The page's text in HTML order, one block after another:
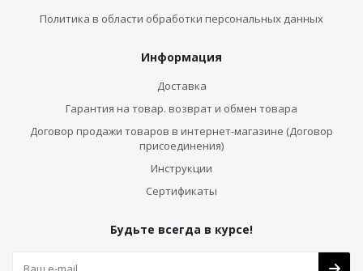
Политика в области обработки персональных данных
Информация
Доставка
Гарантия на товар. возврат и обмен товара
Договор продажи товаров в интернет-магазине (Договор
присоединения)
Инструкции
Сертификаты
Будьте всегда в курсе!